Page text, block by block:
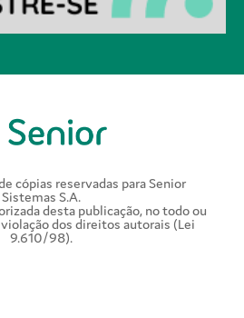
cópias reservadas para Senior
Sistemas S.A.
desta publicação, no todo ou
dos direitos autorais (Lei
9.610/98).